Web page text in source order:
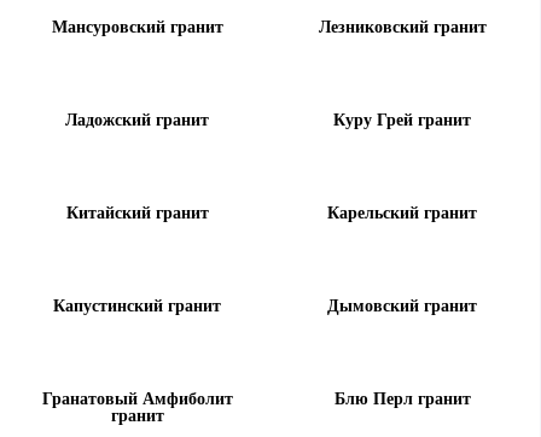
Мансуровский гранит Лезниковский гранит
Ладожский гранит Куру Грей гранит
Китайский гранит Карельский гранит
Капустинский гранит Дымовский гранит
Гранатовый Амфиболит
гранит
Блю Перл гранит